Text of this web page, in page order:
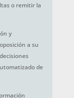
o remitir la
y
a su
de